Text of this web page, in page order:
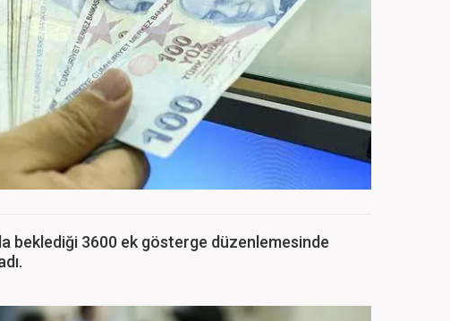
beklediği 3600 ek gösterge düzenlemesinde